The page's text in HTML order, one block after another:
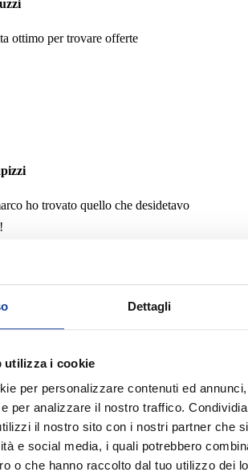
Dettagli
utilizza i cookie
per personalizzare contenuti ed
per analizzare il nostro traffico.
il nostro sito con i nostri partner che
e social media, i quali potrebbero
o che hanno raccolto dal tuo utilizzo dei
ottimo per trovare offerte
ho trovato quello che desidetavo
gentili e sempre disponibili